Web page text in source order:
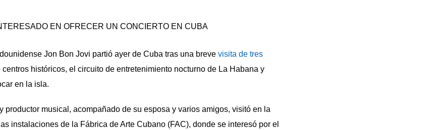
EN OFRECER UN CONCIERTO EN CUBA
Jon Bon Jovi partió ayer de Cuba tras una breve visita de tres
históricos, el circuito de entretenimiento nocturno de La Habana y
en la isla.
productor musical, acompañado de su es­posa y varios amigos, visitó en la
instalaciones de la Fábrica de Arte Cu­bano (FAC), donde se interesó por el